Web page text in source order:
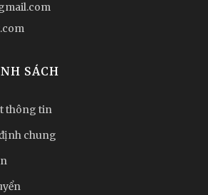
SÁCH
thông tin
chung